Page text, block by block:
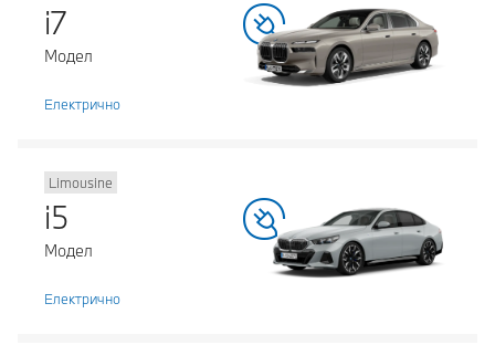
i7
Модел
Електрично
Limousine
i5
Модел
Електрично